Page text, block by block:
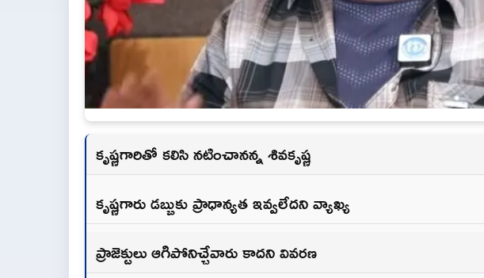
కృష్ణగారితో కలిసి నటించానన్న శివకృష్ణ
కృష్ణగారు డబ్బుకు ప్రాధాన్యత ఇవ్వలేదని వ్యాఖ్య
ప్రాజెక్టులు ఆగిపోనిచ్చేవారు కాదని వివరణ